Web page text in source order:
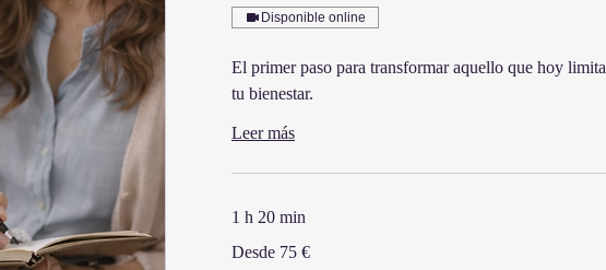
Disponible online
El primer paso para transformar aquello que hoy limita
tu bienestar.
Leer más
1 h 20 min
75
Desde 75 €